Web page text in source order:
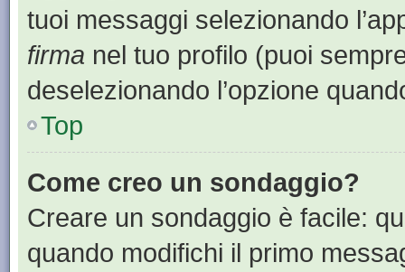
tuoi messaggi selezionando
firma nel tuo profilo (puoi
deselezionando l’opzione
Top
Come creo un sondaggio?
Creare un sondaggio è facile:
quando modifichi il primo